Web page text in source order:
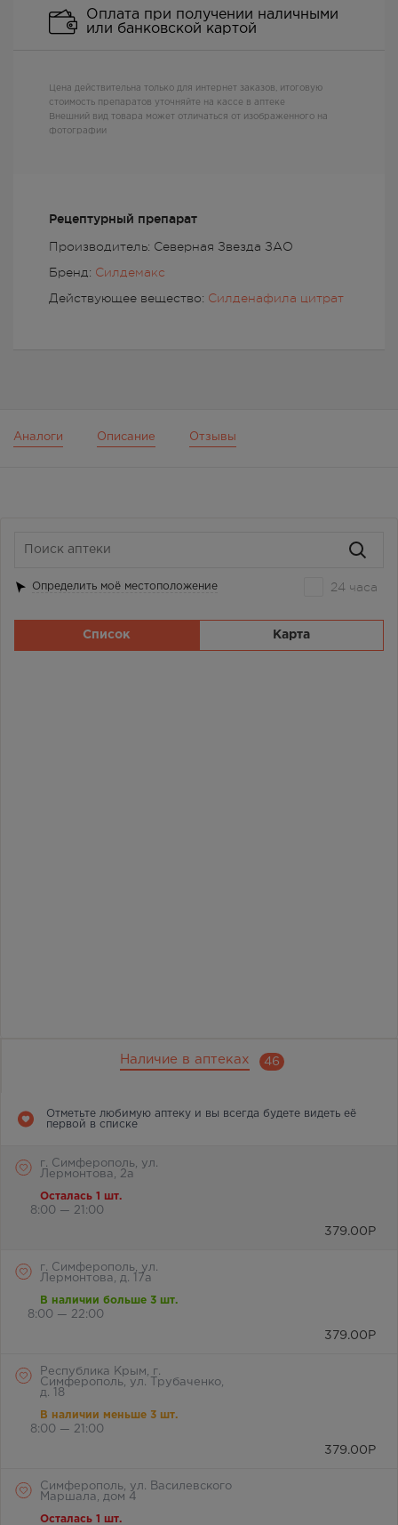
Рецептурный препарат
Производитель: Северная Звезда ЗАО
Бренд: Силдемакс
Действующее вещество: Силденафила цитрат
Оплата при получении наличными
или банковской картой
Цена действительна только для интернет заказов, итоговую
стоимость препаратов уточняйте на кассе в аптеке
Внешний вид товара может отличаться от изображенного на
фотографии
Аналоги Описание Отзывы
Наличие в аптеках 46
Отметьте любимую аптеку и вы всегда будете видеть её
первой в списке
г. Симферополь, ул.
Лермонтова, 2а
Осталась 1 шт.
8:00 — 21:00
379.00 Р
г. Симферополь, ул.
Лермонтова, д. 17а
В наличии больше 3 шт.
8:00 — 22:00
379.00 Р
Республика Крым, г.
Симферополь, ул. Трубаченко,
д. 18
В наличии меньше 3 шт.
8:00 — 21:00
379.00 Р
Симферополь, ул. Василевского
Маршала, дом 4
Осталась 1 шт.
Определить моё местоположение 24 часа
Список Карта